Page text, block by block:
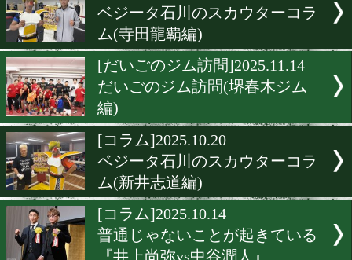
[コラム]2026.1.8
だいごの海外観戦記(サウ
ビア観戦記)
[コラム]2025.12.4
ベジータ石川のスカウター
ム(酒井大成編)
[コラム]2025.11.19
ベジータ石川のスカウター